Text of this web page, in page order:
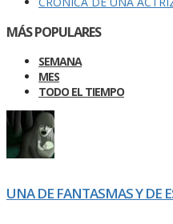
MÁS POPULARES
SEMANA
MES
TODO EL TIEMPO
UNA DE FANTASMAS Y DE